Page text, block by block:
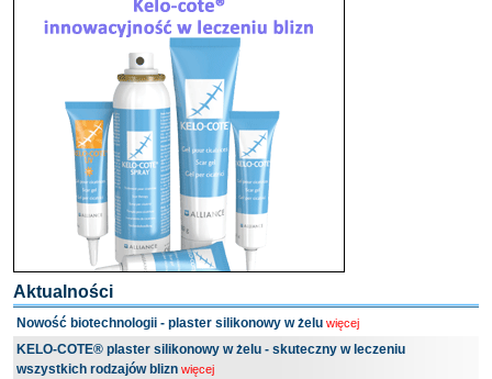
Aktualności
Nowość biotechnologii - plaster silikonowy w żelu więcej
KELO-COTE® plaster silikonowy w żelu - skuteczny w leczeniu
wszystkich rodzajów blizn więcej